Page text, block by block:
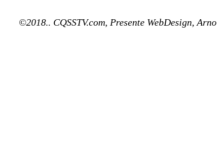
©2018.. CQSSTV.com, Presente WebDesign, Arno